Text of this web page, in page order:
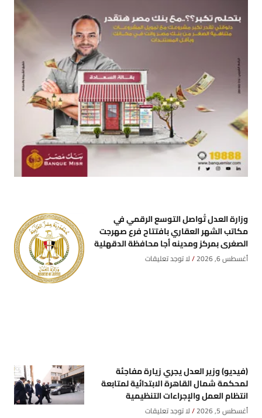
وزارة العدل تُواصل التوسع الرقمي في
مكاتب الشهر العقاري بافتتاح فرع صهرجت
الصغرى بمركز ومدينه أجا محافظة الدقهلية
أغسطس 6, 2026 لا توجد تعليقات
(فيديو) وزير العدل يجري زيارة مفاجئة
لمحكمة شمال القاهرة الابتدائية لمتابعة
انتظام العمل والإجراءات التنظيمية
أغسطس 5, 2026 لا توجد تعليقات